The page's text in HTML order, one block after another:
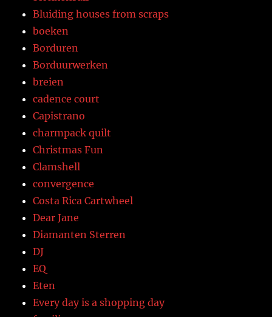
Bluiding houses from scraps
boeken
Borduren
Borduurwerken
breien
cadence court
Capistrano
charmpack quilt
Christmas Fun
Clamshell
convergence
Costa Rica Cartwheel
Dear Jane
Diamanten Sterren
DJ
EQ
Eten
Every day is a shopping day